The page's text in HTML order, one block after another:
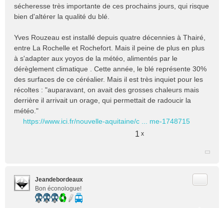
sécheresse très importante de ces prochains jours, qui risque
bien d'altérer la qualité du blé.
Yves Rouzeau est installé depuis quatre décennies à Thairé,
entre La Rochelle et Rochefort. Mais il peine de plus en plus
à s'adapter aux yoyos de la météo, alimentés par le
dérèglement climatique . Cette année, le blé représente 30%
des surfaces de ce céréalier. Mais il est très inquiet pour les
récoltes : "auparavant, on avait des grosses chaleurs mais
derrière il arrivait un orage, qui permettait de radoucir la
météo."
https://www.ici.fr/nouvelle-aquitaine/c ... me-1748715
1 x
Jeandebordeaux
Bon éconologue!